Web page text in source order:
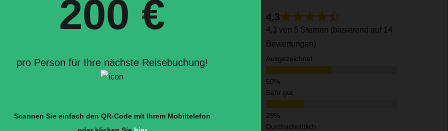
4,3
4,3 von 5 Sternen (basierend auf 14
Bewertungen)
Ausgezeichnet
Sehr gut
Durchschnittlich
200 €
pro Person für Ihre nächste Reisebuchung!
Scannen Sie einfach den QR-Code mit Ihrem Mobiltelefon